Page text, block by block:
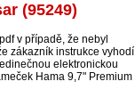
(95249)
v případě, že nebyl
zákazník instrukce vyhodí
elektronickou
Hama 9,7" Premium